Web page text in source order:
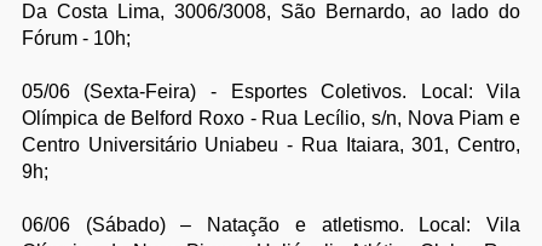
Da Costa Lima, 3006/3008, São Bernardo, ao lado do
Fórum - 10h;
05/06 (Sexta-Feira) - Esportes Coletivos. Local: Vila
Olímpica de Belford Roxo - Rua Lecílio, s/n, Nova Piam e
Centro Universitário Uniabeu - Rua Itaiara, 301, Centro,
9h;
06/06 (Sábado) – Natação e atletismo. Local: Vila